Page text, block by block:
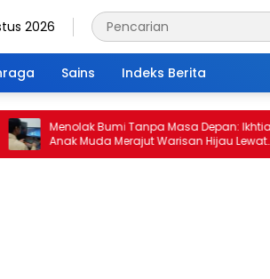
2026
Sains Indeks Berita
Menolak Bumi Tanpa Masa Depan: Ikhtiar
Anak Muda Merajut Warisan Hijau Lewat
Portal Waktu